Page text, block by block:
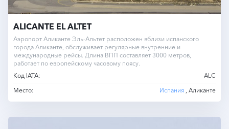
ALICANTE EL ALTET
Аэропорт Аликанте Эль-Альтет расположен вблизи испанского
города Аликанте, обслуживает регулярные внутренние и
международные рейсы. Длина ВПП составляет 3000 метров,
работает по европейскому часовому поясу.
Код IATA:
ALC
Место:
Испания , Аликанте